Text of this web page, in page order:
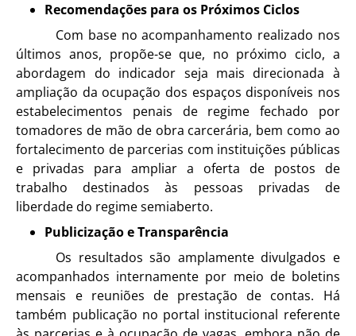
Recomendações para os Próximos Ciclos
Com base no acompanhamento realizado nos
últimos anos, propõe-se que, no próximo ciclo, a
abordagem do indicador seja mais direcionada à
ampliação da ocupação dos espaços disponíveis nos
estabelecimentos penais de regime fechado por
tomadores de mão de obra carcerária, bem como ao
fortalecimento de parcerias com instituições públicas
e privadas para ampliar a oferta de postos de
trabalho destinados às pessoas privadas de
liberdade do regime semiaberto.
Publicização e Transparência
Os resultados são amplamente divulgados e
acompanhados internamente por meio de boletins
mensais e reuniões de prestação de contas. Há
também publicação no portal institucional referente